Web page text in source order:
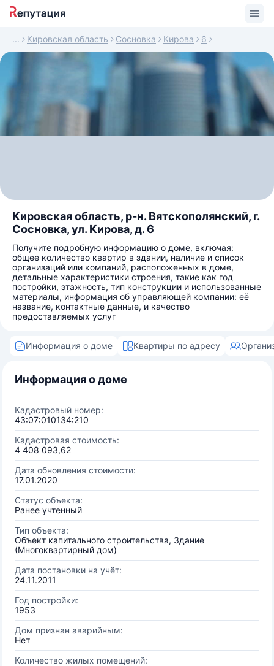
Кировская область Сосновка Кирова 6
Кировская область, р-н. Вятскополянский, г.
Сосновка, ул. Кирова, д. 6
Получите подробную информацию о доме, включая:
общее количество квартир в здании, наличие и список
организаций или компаний, расположенных в доме,
детальные характеристики строения, такие как год
постройки, этажность, тип конструкции и использованные
материалы, информация об управляющей компании: её
название, контактные данные, и качество
предоставляемых услуг
Информация о доме Квартиры по адресу
Информация о доме
Кадастровый номер:
43:07:010134:210
Кадастровая стоимость:
4 408 093,62
Дата обновления стоимости:
17.01.2020
Статус объекта:
Ранее учтенный
Тип объекта:
Объект капитального строительства, Здание
(Многоквартирный дом)
Дата постановки на учёт:
24.11.2011
Год постройки:
1953
Дом признан аварийным:
Нет
Количество жилых помещений: